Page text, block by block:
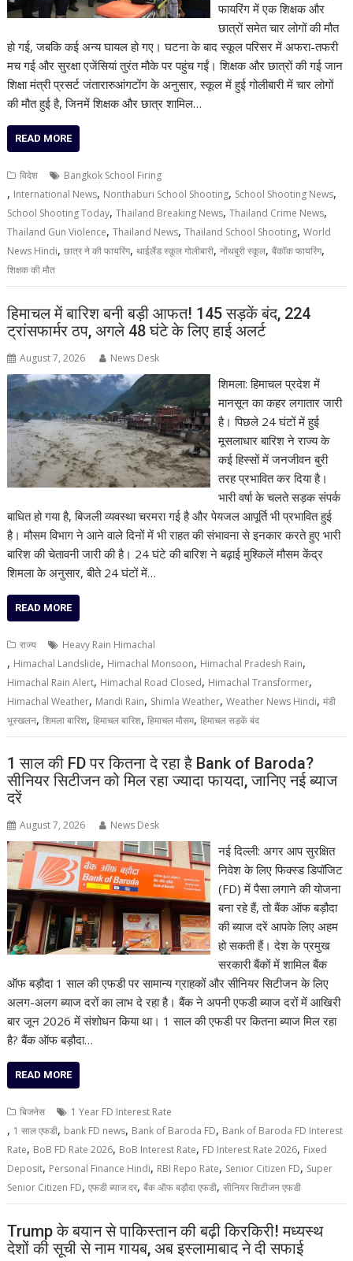
फायरिंग में एक शिक्षक और
छात्रों समेत चार लोगों की मौत
हो गई, जबकि कई अन्य घायल हो गए। घटना के बाद स्कूल परिसर में अफरा-तफरी
मच गई और सुरक्षा एजेंसियां तुरंत मौके पर पहुंच गईं। शिक्षक और छात्रों की गई जान
शिक्षा मंत्री प्रसर्ट जंतारारुआंगटोंग के अनुसार, स्कूल में हुई गोलीबारी में चार लोगों
की मौत हुई है, जिनमें शिक्षक और छात्र शामिल…
READ MORE
विदेश Bangkok School Firing
, International News, Nonthaburi School Shooting, School Shooting News,
School Shooting Today,Thailand Breaking News,Thailand Crime News,
Thailand Gun Violence,Thailand News,Thailand School Shooting,World
News Hindi,छात्र ने की फायरिंग,थाईलैंड स्कूल गोलीबारी,नोंथबुरी स्कूल,बैंकॉक फायरिंग,
शिक्षक की मौत
हिमाचल में बारिश बनी बड़ी आफत! 145 सड़कें बंद, 224
ट्रांसफार्मर ठप, अगले 48 घंटे के लिए हाई अलर्ट
August 7, 2026 News Desk
शिमला: हिमाचल प्रदेश में
मानसून का कहर लगातार जारी
है। पिछले 24 घंटों में हुई
मूसलाधार बारिश ने राज्य के
कई हिस्सों में जनजीवन बुरी
तरह प्रभावित कर दिया है।
भारी वर्षा के चलते सड़क संपर्क
बाधित हो गया है, बिजली व्यवस्था चरमरा गई है और पेयजल आपूर्ति भी प्रभावित हुई
है। मौसम विभाग ने आने वाले दिनों में भी राहत की संभावना से इनकार करते हुए भारी
बारिश की चेतावनी जारी की है। 24 घंटे की बारिश ने बढ़ाई मुश्किलें मौसम केंद्र
शिमला के अनुसार, बीते 24 घंटों में…
READ MORE
राज्य Heavy Rain Himachal
, Himachal Landslide, Himachal Monsoon, Himachal Pradesh Rain,
Himachal Rain Alert, Himachal Road Closed, Himachal Transformer,
Himachal Weather, Mandi Rain, Shimla Weather,Weather News Hindi,मंडी
भूस्खलन,शिमला बारिश,हिमाचल बारिश,हिमाचल मौसम,हिमाचल सड़कें बंद
1 साल की FD पर कितना दे रहा है Bank of Baroda?
सीनियर सिटीजन को मिल रहा ज्यादा फायदा, जानिए नई ब्याज
दरें
August 7, 2026 News Desk
नई दिल्ली: अगर आप सुरक्षित
निवेश के लिए फिक्स्ड डिपॉजिट
(FD) में पैसा लगाने की योजना
बना रहे हैं, तो बैंक ऑफ बड़ौदा
की ब्याज दरें आपके लिए अहम
हो सकती हैं। देश के प्रमुख
सरकारी बैंकों में शामिल बैंक
ऑफ बड़ौदा 1 साल की एफडी पर सामान्य ग्राहकों और सीनियर सिटीजन के लिए
अलग-अलग ब्याज दरों का लाभ दे रहा है। बैंक ने अपनी एफडी ब्याज दरों में आखिरी
बार जून 2026 में संशोधन किया था। 1 साल की एफडी पर कितना ब्याज मिल रहा
है? बैंक ऑफ बड़ौदा…
READ MORE
बिजनेस 1 Year FD Interest Rate
, 1 साल एफडी, bank FD news, Bank of Baroda FD, Bank of Baroda FD Interest
Rate, BoB FD Rate 2026, BoB Interest Rate, FD Interest Rate 2026, Fixed
Deposit, Personal Finance Hindi, RBI Repo Rate, Senior Citizen FD, Super
Senior Citizen FD,एफडी ब्याज दर,बैंक ऑफ बड़ौदा एफडी,सीनियर सिटीजन एफडी
Trump के बयान से पाकिस्तान की बढ़ी किरकिरी! मध्यस्थ
देशों की सूची से नाम गायब, अब इस्लामाबाद ने दी सफाई